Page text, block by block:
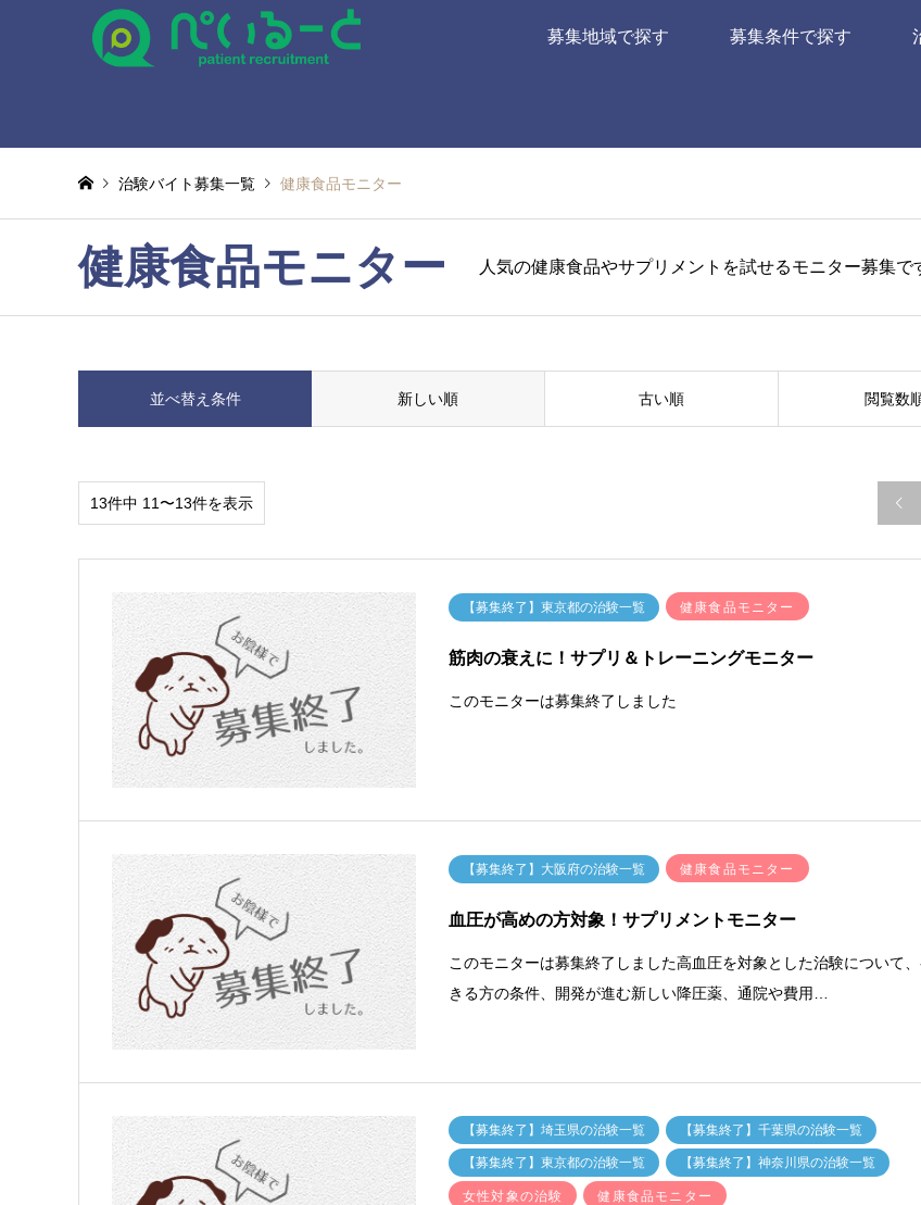
募集地域で探す 募集条件で探す
治験バイト募集一覧 健康食品モニター
健康食品モニター 人気の健康食品やサプリメントを試せるモニター募集
並べ替え条件 新しい順 古い順 閲覧数
13件中 11〜13件を表示 
【募集終了】東京都の治験一覧 健康食品モニター
筋肉の衰えに！サプリ＆トレーニングモニター
このモニターは募集終了しました
【募集終了】大阪府の治験一覧 健康食品モニター
血圧が高めの方対象！サプリメントモニター
このモニターは募集終了しました高血圧を対象とした治験について
きる方の条件、開発が進む新しい降圧薬、通院や費用…
【募集終了】埼玉県の治験一覧 【募集終了】千葉県の治験一覧
【募集終了】東京都の治験一覧 【募集終了】神奈川県の治験一覧
女性対象の治験 健康食品モニター